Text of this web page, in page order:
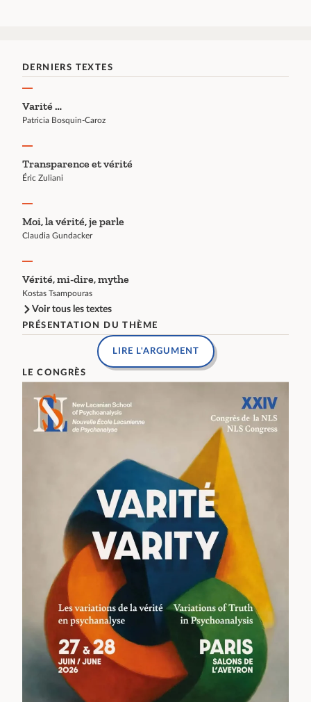
DERNIERS TEXTES
Varité …
Patricia Bosquin-Caroz
Transparence et vérité
Éric Zuliani
Moi, la vérité, je parle
Claudia Gundacker
Vérité, mi-dire, mythe
Kostas Tsampouras
Voir tous les textes
PRÉSENTATION DU THÈME
LIRE L'ARGUMENT
LE CONGRÈS